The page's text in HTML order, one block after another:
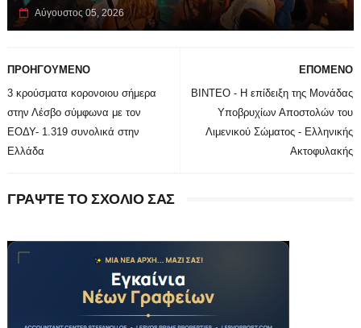
Αύγουστος 05, 2026
ΕΠΟΜΕΝΟ
ΒΙΝΤΕΟ - Η επίδειξη της Μονάδας
Υποβρυχίων Αποστολών του
Λιμενικού Σώματος - Ελληνικής
Ακτοφυλακής
ΠΡΟΗΓΟΥΜΕΝΟ
3 κρούσματα κορονοιου σήμερα
στην Λέσβο σύμφωνα με τον
ΕΟΔΥ- 1.319 συνολικά στην
Ελλάδα
ΓΡΑΨΤΕ ΤΟ ΣΧΟΛΙΟ ΣΑΣ